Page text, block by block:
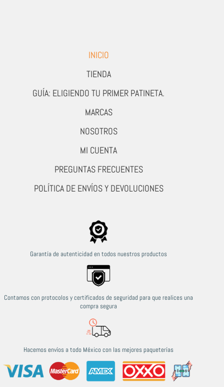
INICIO
TIENDA
GUÍA: ELIGIENDO TU PRIMER PATINETA.
MARCAS
NOSOTROS
MI CUENTA
PREGUNTAS FRECUENTES
POLÍTICA DE ENVÍOS Y DEVOLUCIONES
Garantía de autenticidad en todos nuestros productos
Contamos con protocolos y certificados de seguridad para que realices una
compra segura
Hacemos envíos a todo México con las mejores paqueterías